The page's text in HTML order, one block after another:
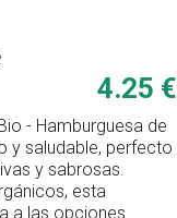
4.25 €
- Hamburguesa de
y saludable, perfecto
y sabrosas.
esta
a las opciones